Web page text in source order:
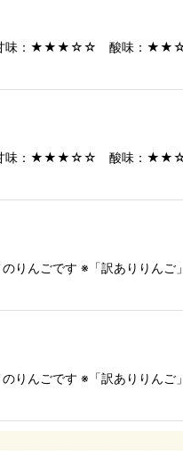
す ■甘味：★★★☆☆ 酸味：
す ■甘味：★★★☆☆ 酸味：
りんごです ※「訳ありりんご
りんごです ※「訳ありりんご